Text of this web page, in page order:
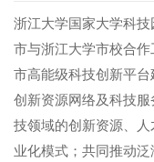
浙江大学国家大学科技
市与浙江大学市校合
市高能级科技创新平
创新资源网络及科技
技领域的创新资源、人
业化模式；共同推动泛